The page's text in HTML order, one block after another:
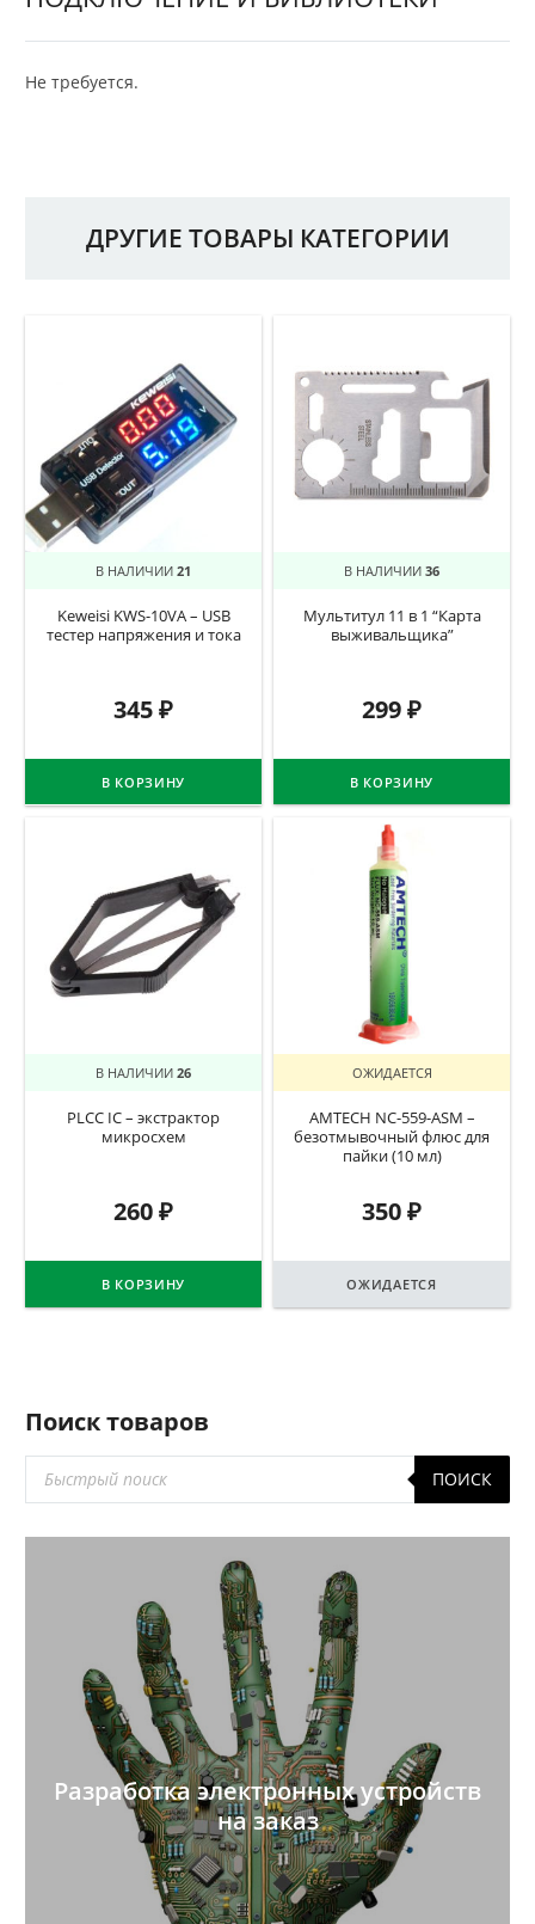
Не требуется.
ДРУГИЕ ТОВАРЫ КАТЕГОРИИ
В НАЛИЧИИ 21
Keweisi KWS-10VA – USB
тестер напряжения и тока
345₽
В КОРЗИНУ
В НАЛИЧИИ 36
Мультитул 11 в 1 “Карта
выживальщика”
299₽
В КОРЗИНУ
В НАЛИЧИИ 26
PLCC IC – экстрактор
микросхем
260₽
В КОРЗИНУ
ОЖИДАЕТСЯ
AMTECH NC-559-ASM –
безотмывочный флюс для
пайки (10 мл)
350₽
ОЖИДАЕТСЯ
Поиск товаров
товаров
ПОИСК
Разработка электронных устройств
на заказ